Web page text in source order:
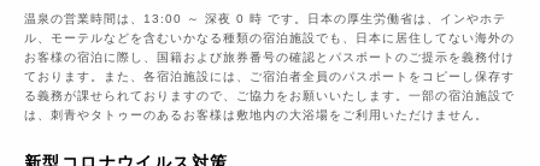
温泉の営業時間は、13:00 ～ 深夜 0 時 です。日本の厚生労働省は、インやホテ
ル、モーテルなどを含むいかなる種類の宿泊施設でも、日本に​居住してない海外の
お客様の宿泊に際し、国籍および旅券番号の確認とパスポートのご提示を義務付け​
ております。また、各宿泊施設には、ご宿泊者全員のパスポートをコピーし保存す
る義務が課せられておりますの​で、ご協力をお願いいたします。一部の宿泊施設で
は、刺青やタトゥーのあるお客様は敷地内の大浴場をご利用いただけません。